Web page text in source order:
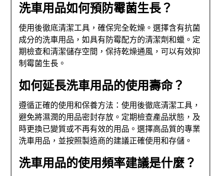
洗車用品如何預防霉菌生長？
使用後徹底清潔工具，確保完全乾燥。選擇含有抗菌
成分的洗車用品，如具有防霉配方的清潔劑和蠟。定
期檢查和清潔儲存空間，保持乾燥通風，可以有效抑
制霉菌生長。
如何延長洗車用品的使用壽命？
遵循正確的使用和保養方法：使用後徹底清潔工具，
避免將濕潤的用品密封存放。定期檢查產品狀態，及
時更換已變質或不再有效的用品。選擇高品質的專業
洗車用品，並按照製造商的建議正確使用和存儲。
洗車用品的使用頻率建議是什麼？